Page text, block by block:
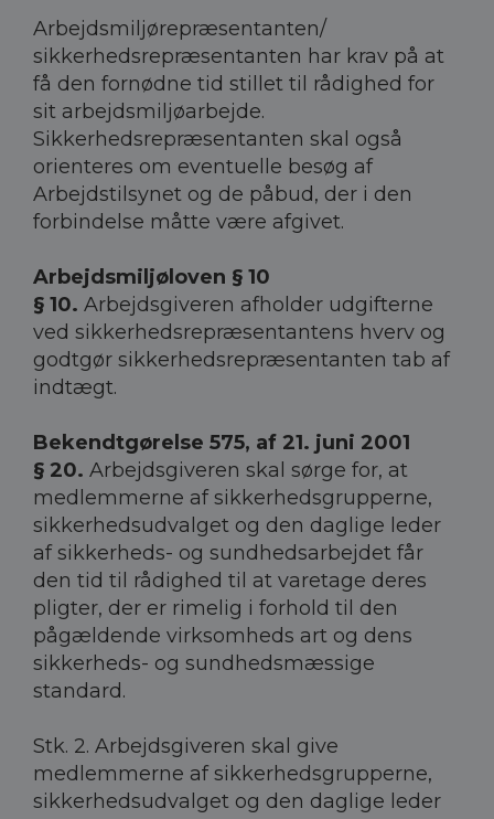
Arbejdsmiljørepræsentanten/
sikkerhedsrepræsentanten har krav på at
få den fornødne tid stillet til rådighed for
sit arbejdsmiljøarbejde.
Sikkerhedsrepræsentanten skal også
orienteres om eventuelle besøg af
Arbejdstilsynet og de påbud, der i den
forbindelse måtte være afgivet.
Arbejdsmiljøloven § 10
§ 10. Arbejdsgiveren afholder udgifterne
ved sikkerhedsrepræsentantens hverv og
godtgør sikkerhedsrepræsentanten tab af
indtægt.
Bekendtgørelse 575, af 21. juni 2001
§ 20. Arbejdsgiveren skal sørge for, at
medlemmerne af sikkerhedsgrupperne,
sikkerhedsudvalget og den daglige leder
af sikkerheds- og sundhedsarbejdet får
den tid til rådighed til at varetage deres
pligter, der er rimelig i forhold til den
pågældende virksomheds art og dens
sikkerheds- og sundhedsmæssige
standard.
Stk. 2. Arbejdsgiveren skal give
medlemmerne af sikkerhedsgrupperne,
sikkerhedsudvalget og den daglige leder